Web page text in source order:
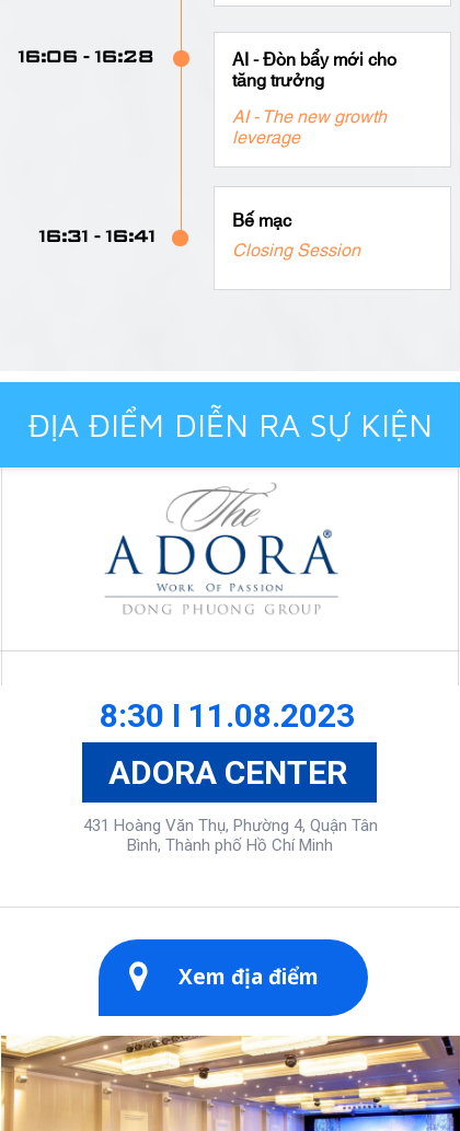
AI - Đòn bẩy mới cho
tăng trưởng
AI - The new growth
leverage
Bế mạc
Closing Session
16:06 - 16:28
16:31 - 16:41
ĐỊA ĐIỂM DIỄN RA SỰ KIỆN
8:30 I 11.08.2023
ADORA CENTER
431 Hoàng Văn Thụ, Phường 4, Quận Tân
Bình, Thành phố Hồ Chí Minh
Xem địa điểm